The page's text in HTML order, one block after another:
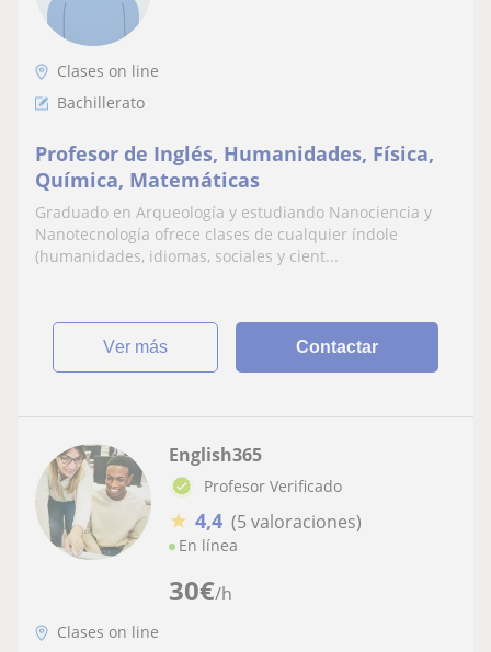
Clases on line
Bachillerato
Profesor de Inglés, Humanidades, Física,
Química, Matemáticas
Graduado en Arqueología y estudiando Nanociencia y
Nanotecnología ofrece clases de cualquier índole
(humanidades, idiomas, sociales y cient...
ver más Contactar
30€/h
English365
Profesor Verificado
★ 4,4 (5 valoraciones)
En línea
Clases on line